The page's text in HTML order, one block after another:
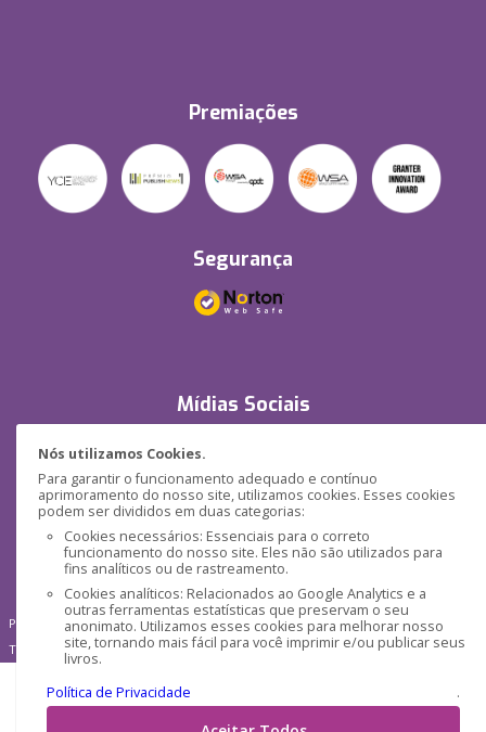
Nós utilizamos Cookies.
Para garantir o funcionamento adequado e contínuo
aprimoramento do nosso site, utilizamos cookies. Esses cookies
podem ser divididos em duas categorias:
Cookies necessários: Essenciais para o correto
funcionamento do nosso site. Eles não são utilizados para
fins analíticos ou de rastreamento.
Cookies analíticos: Relacionados ao Google Analytics e a
outras ferramentas estatísticas que preservam o seu
anonimato. Utilizamos esses cookies para melhorar nosso
site, tornando mais fácil para você imprimir e/ou publicar seus
livros.
Política de Privacidade
.
Premiações
Segurança
Mídias Sociais
Pensática Lda., Número de Identificação Fiscal 517215560
Travessa de São Pedro, n° 8 - Lisboa - Portugal 1200-432